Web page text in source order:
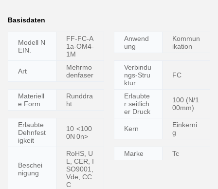
Basisdaten
Modell N
EIN.
FF-FC-A
1a-OM4-
1M
Anwend
ung
Kommun
ikation
Art
Mehrmo
denfaser
Verbindu
ngs-Stru
ktur
FC
Materiell
e Form
Runddra
ht
Erlaubte
r seitlich
er Druck
100 (N/1
00mm)
Erlaubte
Dehnfest
igkeit
10
0N
<100
0n>
Kern
Einkerni
g
Beschei
nigung
RoHS, U
L, CER, I
SO9001,
Vde, CC
C
Marke Tc